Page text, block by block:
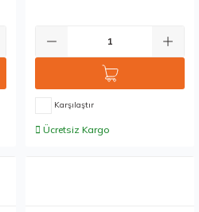
Karşılaştır
Ücretsiz Kargo